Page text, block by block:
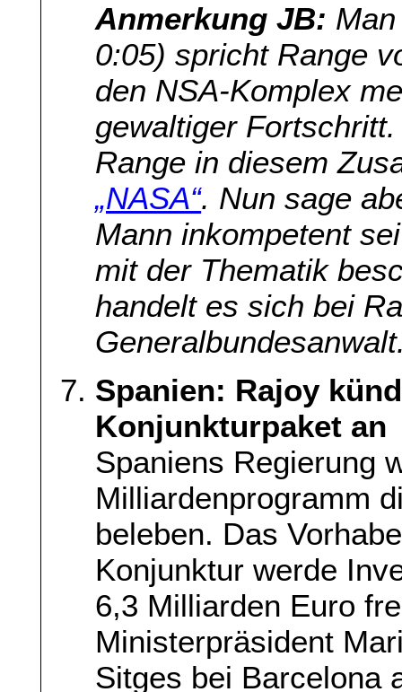
Anmerkung JB:
0:05) spricht Range
den NSA-Komplex
gewaltiger
Range in diesem
„NASA“. Nun sage
Mann inkompetent
mit der Thematik
handelt es sich bei
Spanien: Rajoy
Konjunkturpaket an
Spaniens Regierung
Milliardenprogramm
beleben. Das
Konjunktur werde
6,3 Milliarden Euro
Ministerpräsident
Sitges bei Barcelona